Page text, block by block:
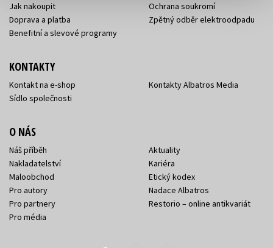
Jak nakoupit
Doprava a platba
Benefitní a slevové programy
Ochrana soukromí
Zpětný odběr elektroodpadu
KONTAKTY
Kontakt na e-shop
Sídlo společnosti
Kontakty Albatros Media
O NÁS
Náš příběh
Nakladatelství
Maloobchod
Pro autory
Pro partnery
Pro média
Aktuality
Kariéra
Etický kodex
Nadace Albatros
Restorio – online antikvariát